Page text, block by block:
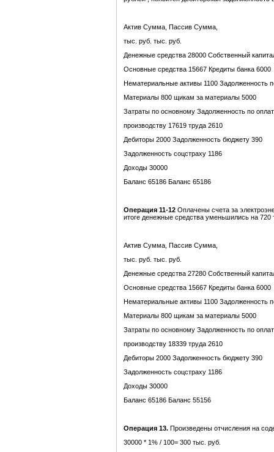
Актив Сумма, Пассив Сумма,
тыс. руб. тыс. руб.
Денежные средства 28000 Собственный
Основные средства 15667 Кредиты банка 6000
Нематериальные активы 1100 Задолженность
Материалы 800 щикам за материалы 5000
Затраты по основному Задолженность по
производству 17619 труда 2610
Дебиторы 2000 Задолженность бюджету 390
Задолженность соцстраху 1186
Доходы 30000
Баланс 65186 Баланс 65186
Операция 11-12 Оплачены счета за
итоге денежные средства уменьшились на 720
Актив Сумма, Пассив Сумма,
тыс. руб. тыс. руб.
Денежные средства 27280 Собственный
Основные средства 15667 Кредиты банка 6000
Нематериальные активы 1100 Задолженность
Материалы 800 щикам за материалы 5000
Затраты по основному Задолженность по
производству 18339 труда 2610
Дебиторы 2000 Задолженность бюджету 390
Задолженность соцстраху 1186
Доходы 30000
Баланс 65186 Баланс 55156
Операция 13. Произведены отчисления на
30000 * 1% / 100= 300 тыс. руб.